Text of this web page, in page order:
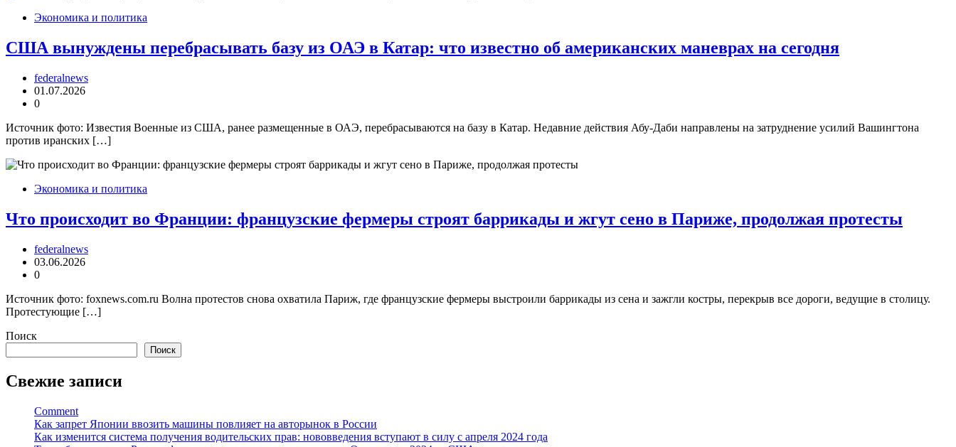
Экономика и политика
США вынуждены перебрасывать базу из ОАЭ в Катар: что известно об американских маневрах на сегодня
federalnews
01.07.2026
0
Источник фото: Известия Военные из США, ранее размещенные в ОАЭ, перебрасываются на базу в Катар. Недавние действия Абу-Даби направлены на затруднение усилий Вашингтона
против иранских […]
Экономика и политика
Что происходит во Франции: французские фермеры строят баррикады и жгут сено в Париже, продолжая протесты
federalnews
03.06.2026
0
Источник фото: foxnews.com.ru Волна протестов снова охватила Париж, где французские фермеры выстроили баррикады из сена и зажгли костры, перекрыв все дороги, ведущие в столицу.
Протестующие […]
Поиск
Поиск
Свежие записи
Comment
Как запрет Японии ввозить машины повлияет на авторынок в России
Как изменится система получения водительских прав: нововведения вступают в силу с апреля 2024 года